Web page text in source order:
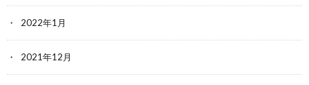
2022年1月
2021年12月